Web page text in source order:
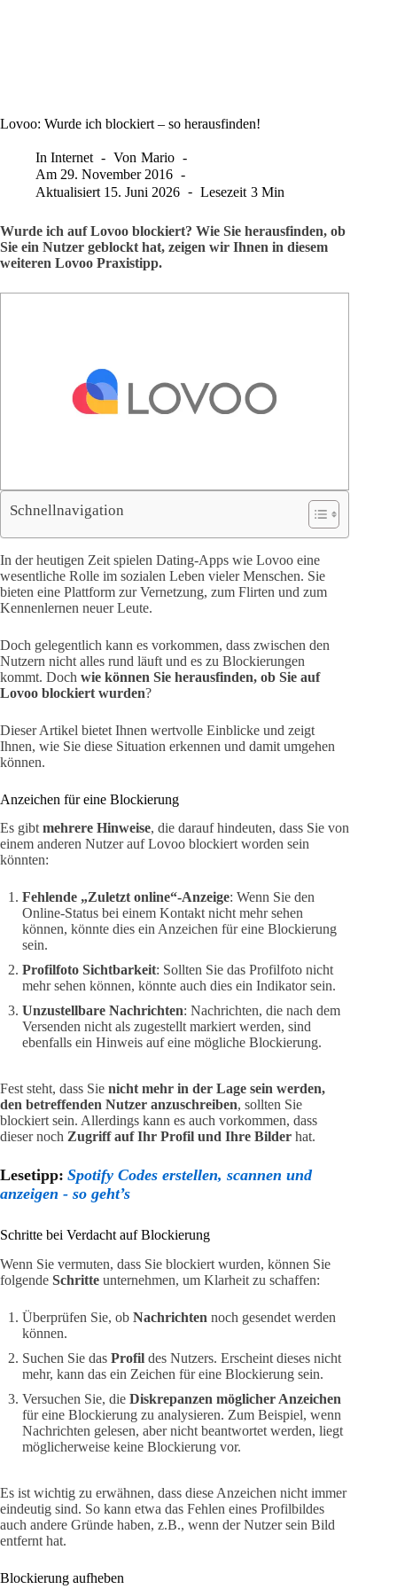
Lovoo: Wurde ich blockiert – so herausfinden!
In Internet Von Mario
Am 29. November 2016
Aktualisiert 15. Juni 2026 Lesezeit 3 Min
Wurde ich auf Lovoo blockiert? Wie Sie herausfinden, ob
Sie ein Nutzer geblockt hat, zeigen wir Ihnen in diesem
weiteren Lovoo Praxistipp.
Schnellnavigation
In der heutigen Zeit spielen Dating-Apps wie Lovoo eine
wesentliche Rolle im sozialen Leben vieler Menschen. Sie
bieten eine Plattform zur Vernetzung, zum Flirten und zum
Kennenlernen neuer Leute.
Doch gelegentlich kann es vorkommen, dass zwischen den
Nutzern nicht alles rund läuft und es zu Blockierungen
kommt. Doch wie können Sie herausfinden, ob Sie auf
Lovoo blockiert wurden?
Dieser Artikel bietet Ihnen wertvolle Einblicke und zeigt
Ihnen, wie Sie diese Situation erkennen und damit umgehen
können.
Anzeichen für eine Blockierung
Es gibtmehrere Hinweise, die darauf hindeuten, dass Sie von
einem anderen Nutzer auf Lovoo blockiert worden sein
könnten:
Fehlende „Zuletzt online“-Anzeige: Wenn Sie den
Online-Status bei einem Kontakt nicht mehr sehen
können, könnte dies ein Anzeichen für eine Blockierung
sein.
Profilfoto Sichtbarkeit: Sollten Sie das Profilfoto nicht
mehr sehen können, könnte auch dies ein Indikator sein.
Unzustellbare Nachrichten: Nachrichten, die nach dem
Versenden nicht als zugestellt markiert werden, sind
ebenfalls ein Hinweis auf eine mögliche Blockierung.
Fest steht, dass Sie nicht mehr in der Lage sein werden,
den betreffenden Nutzer anzuschreiben, sollten Sie
blockiert sein. Allerdings kann es auch vorkommen, dass
dieser noch Zugriff auf Ihr Profil und Ihre Bilder hat.
Lesetipp: Spotify Codes erstellen, scannen und
anzeigen - so geht’s
Schritte bei Verdacht auf Blockierung
Wenn Sie vermuten, dass Sie blockiert wurden, können Sie
folgende Schritte unternehmen, um Klarheit zu schaffen:
Überprüfen Sie, ob Nachrichten noch gesendet werden
können.
Suchen Sie das Profil des Nutzers. Erscheint dieses nicht
mehr, kann das ein Zeichen für eine Blockierung sein.
Versuchen Sie, die Diskrepanzen möglicher Anzeichen
für eine Blockierung zu analysieren. Zum Beispiel, wenn
Nachrichten gelesen, aber nicht beantwortet werden, liegt
möglicherweise keine Blockierung vor.
Es ist wichtig zu erwähnen, dass diese Anzeichen nicht immer
eindeutig sind. So kann etwa das Fehlen eines Profilbildes
auch andere Gründe haben, z.B., wenn der Nutzer sein Bild
entfernt hat.
Blockierung aufheben